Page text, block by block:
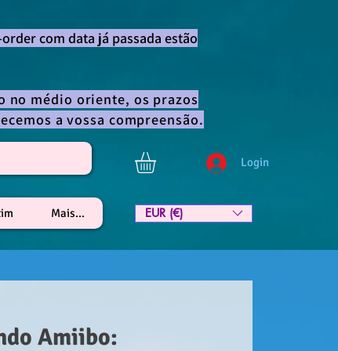
Login
com data já passada estão
no médio oriente, os prazos
a vossa compreensão.
Mais... EUR (€)
Amiibo: